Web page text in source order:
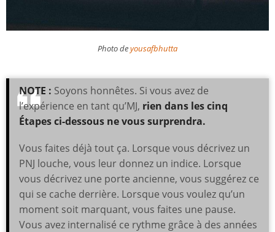
Photo deyousafbhutta
NOTE : Soyons honnêtes. Si vous avez de
l’expérience en tant qu’MJ, rien dans les cinq
Étapes ci-dessous ne vous surprendra.
Vous faites déjà tout ça. Lorsque vous décrivez un
PNJ louche, vous leur donnez un indice. Lorsque
vous décrivez une porte ancienne, vous suggérez ce
qui se cache derrière. Lorsque vous voulez qu’un
moment soit marquant, vous faites une pause.
Vous avez internalisé ce rythme grâce à des années